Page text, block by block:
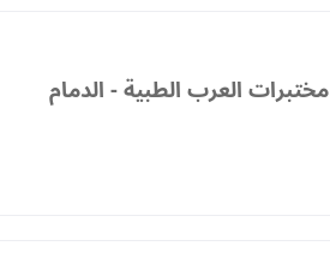
مختبرات العرب الطبية - الدمام